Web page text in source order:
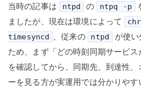
当時の記事は ntpd の ntpq -p
ましたが、現在は環境によって
timesyncd 、従来の ntpd
が使
ため、まず「どの時刻同期サービス
を確認してから、同期先、到達性
ーを見る方が実運用では分かりやす